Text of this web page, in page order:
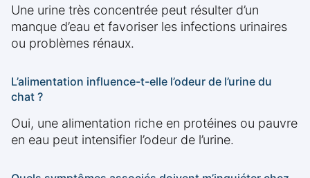
Une urine très concentrée peut résulter d’un
manque d’eau et favoriser les infections urinaires
ou problèmes rénaux.
L’alimentation influence-t-elle l’odeur de l’urine du
chat ?
Oui, une alimentation riche en protéines ou pauvre
en eau peut intensifier l’odeur de l’urine.